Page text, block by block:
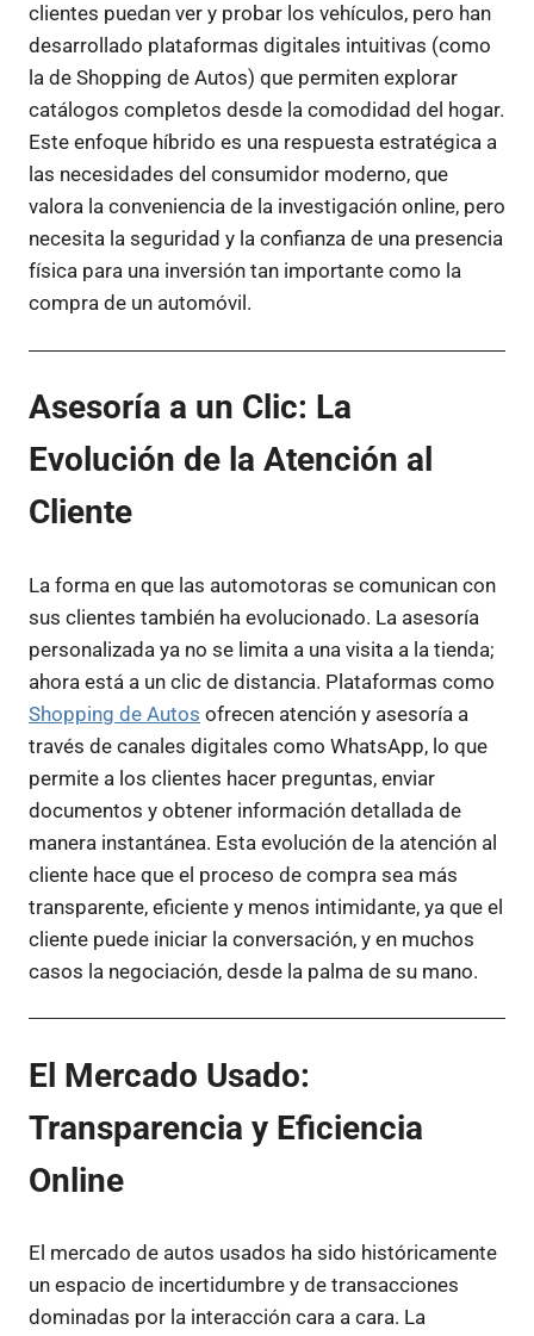
clientes puedan ver y probar los vehículos, pero han
desarrollado plataformas digitales intuitivas (como
la de Shopping de Autos) que permiten explorar
catálogos completos desde la comodidad del hogar.
Este enfoque híbrido es una respuesta estratégica a
las necesidades del consumidor moderno, que
valora la conveniencia de la investigación online, pero
necesita la seguridad y la confianza de una presencia
física para una inversión tan importante como la
compra de un automóvil.
Asesoría a un Clic: La
Evolución de la Atención al
Cliente
La forma en que las automotoras se comunican con
sus clientes también ha evolucionado. La asesoría
personalizada ya no se limita a una visita a la tienda;
ahora está a un clic de distancia. Plataformas como
Shopping de Autos ofrecen atención y asesoría a
través de canales digitales como WhatsApp, lo que
permite a los clientes hacer preguntas, enviar
documentos y obtener información detallada de
manera instantánea. Esta evolución de la atención al
cliente hace que el proceso de compra sea más
transparente, eficiente y menos intimidante, ya que el
cliente puede iniciar la conversación, y en muchos
casos la negociación, desde la palma de su mano.
El Mercado Usado:
Transparencia y Eficiencia
Online
El mercado de autos usados ha sido históricamente
un espacio de incertidumbre y de transacciones
dominadas por la interacción cara a cara. La